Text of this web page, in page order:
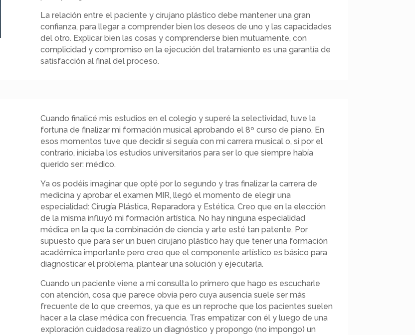
La relación entre el paciente y cirujano plástico debe mantener una gran
confianza, para llegar a comprender bien los deseos de uno y las capacidades
del otro. Explicar bien las cosas y comprenderse bien mutuamente, con
complicidad y compromiso en la ejecución del tratamiento es una garantía de
satisfacción al final del proceso.
Cuando finalicé mis estudios en el colegio y superé la selectividad, tuve la
fortuna de finalizar mi formación musical aprobando el 8º curso de piano. En
esos momentos tuve que decidir si seguía con mi carrera musical o, si por el
contrario, iniciaba los estudios universitarios para ser lo que siempre había
querido ser: médico.
Ya os podéis imaginar que opté por lo segundo y tras finalizar la carrera de
medicina y aprobar el examen MIR, llegó el momento de elegir una
especialidad: Cirugía Plástica, Reparadora y Estética. Creo que en la elección
de la misma influyó mi formación artística. No hay ninguna especialidad
médica en la que la combinación de ciencia y arte esté tan patente. Por
supuesto que para ser un buen cirujano plástico hay que tener una formación
académica importante pero creo que el componente artístico es básico para
diagnosticar el problema, plantear una solución y ejecutarla.
Cuando un paciente viene a mi consulta lo primero que hago es escucharle
con atención, cosa que parece obvia pero cuya ausencia suele ser más
frecuente de lo que creemos, ya que es un reproche que los pacientes suelen
hacer a la clase médica con frecuencia. Tras empatizar con él y luego de una
exploración cuidadosa realizo un diagnóstico y propongo (no impongo) un